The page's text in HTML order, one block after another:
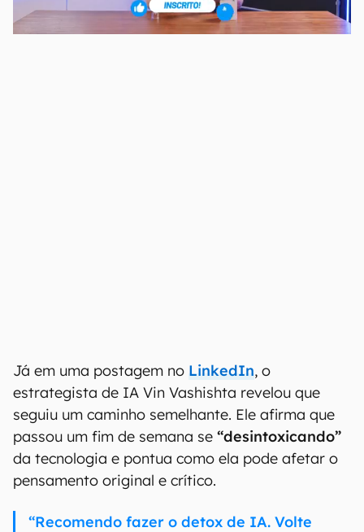
Já em uma postagem no LinkedIn, o
estrategista de IA Vin Vashishta revelou que
seguiu um caminho semelhante. Ele afirma que
passou um fim de semana se “desintoxicando”
da tecnologia e pontua como ela pode afetar o
pensamento original e crítico.
“Recomendo fazer o detox de IA. Volte